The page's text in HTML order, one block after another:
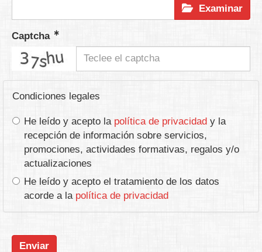
Examinar
Captcha
captcha
Condiciones legales
He leído y acepto la política de privacidad y la
recepción de información sobre servicios,
promociones, actividades formativas, regalos y/o
actualizaciones
He leído y acepto el tratamiento de los datos
acorde a la política de privacidad
Enviar